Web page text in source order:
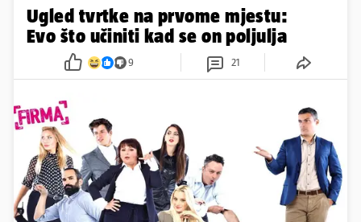
Ugled tvrtke na prvome mjestu:
Evo što učiniti kad se on poljulja
9 21